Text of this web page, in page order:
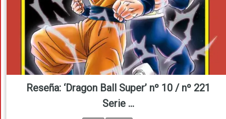
Reseña: ‘Dragon Ball Super’ nº 10 / nº 221
Serie ...